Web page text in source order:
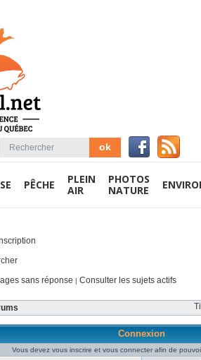
PÊCHE
PLEIN
AIR
PHOTOS
NATURE
sans réponse | Consulter les sujets actifs
Connexion
Vous devez vous inscrire et vous connecter afin de